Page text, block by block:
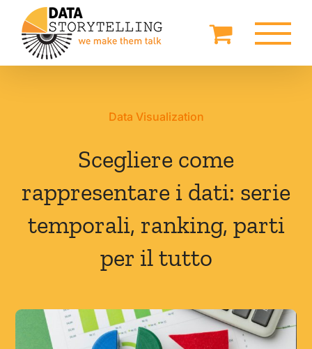
contenuto
Data Visualization
Scegliere come
rappresentare i dati: serie
temporali, ranking, parti
per il tutto